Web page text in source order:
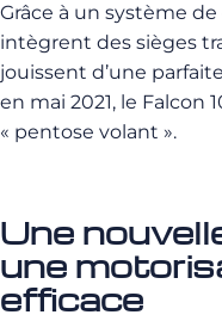
Grâce à un système
intègrent des sièges
jouissent d’une
en mai 2021, le Falcon
« pentose volant ».
Une
une
efficace